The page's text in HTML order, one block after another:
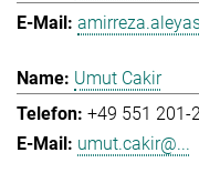
Umut Cakir
+49 551 201-
umut.cakir@...